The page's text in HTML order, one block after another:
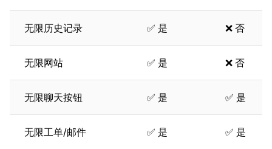
无限历史记录 ✅ 是 ❌ 否
无限网站 ✅ 是 ❌ 否
无限聊天按钮 ✅ 是 ✅ 是
无限工单/邮件 ✅ 是 ✅ 是